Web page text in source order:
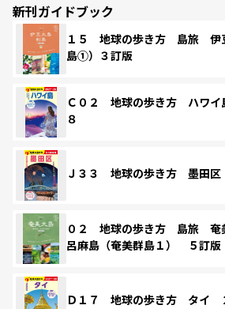
新刊ガイドブック
１５ 地球の歩き方 島旅 伊
島①）３訂版
Ｃ０２ 地球の歩き方 ハワイ
８
Ｊ３３ 地球の歩き方 墨田区
０２ 地球の歩き方 島旅
呂麻島（奄美群島１） ５訂版
Ｄ１７ 地球の歩き方 タイ